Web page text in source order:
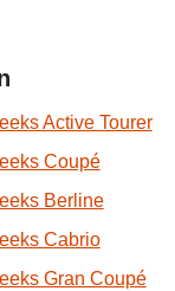
Active Tourer
Coupé
Berline
Cabrio
Gran Coupé